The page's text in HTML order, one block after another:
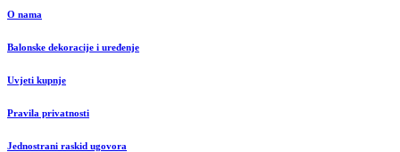
O nama
Balonske dekoracije i uređenje
Uvjeti kupnje
Pravila privatnosti
Jednostrani raskid ugovora